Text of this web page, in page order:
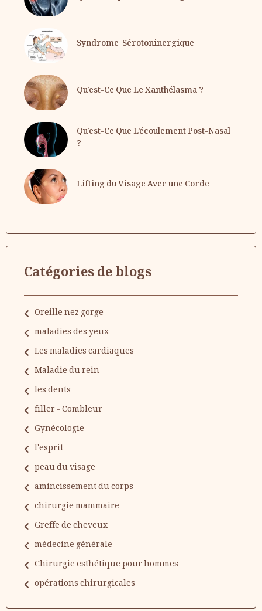
Syndrome Sérotoninergique
Qu’est-Ce Que Le Xanthélasma ?
Qu’est-Ce Que L’écoulement Post-Nasal
?
Lifting du Visage Avec une Corde
Catégories de blogs
Oreille nez gorge
maladies des yeux
Les maladies cardiaques
Maladie du rein
les dents
filler - Combleur
Gynécologie
l'esprit
peau du visage
amincissement du corps
chirurgie mammaire
Greffe de cheveux
médecine générale
Chirurgie esthétique pour hommes
opérations chirurgicales